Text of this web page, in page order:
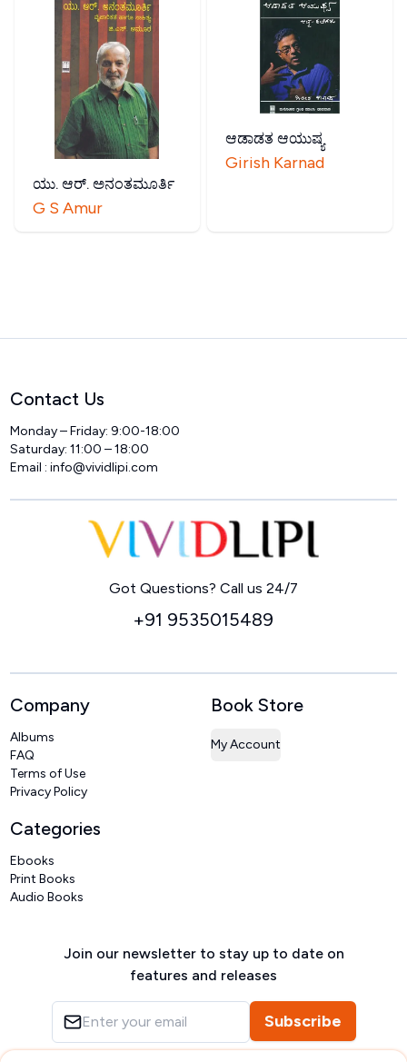
ಯು. ಆರ್. ಅನಂತಮೂರ್ತಿ
G S Amur
ಆಡಾಡತ ಆಯುಷ್ಯ
Girish Karnad
Contact Us
Monday – Friday: 9:00-18:00
Saturday: 11:00 – 18:00
Email :info@vividlipi.com
Got Questions? Call us 24/7
+91 9535015489
Company
Albums
FAQ
Terms of Use
Privacy Policy
Book Store
My Account
Categories
Ebooks
Print Books
Audio Books
Join our newsletter to stay up to date on
features and releases
Subscribe